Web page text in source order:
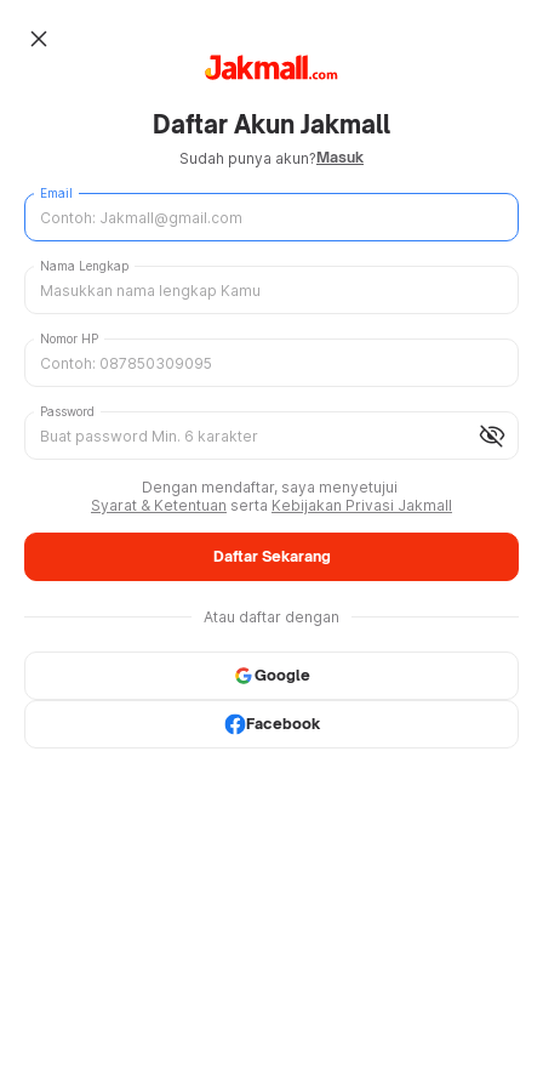
close
Daftar Akun Jakmall
Sudah punya akun?Masuk
Email
Nama Lengkap
Nomor HP
visibility_off
Password
Dengan mendaftar, saya menyetujui
Syarat & Ketentuan serta Kebijakan Privasi Jakmall
Daftar Sekarang
Atau daftar dengan
Google
Facebook